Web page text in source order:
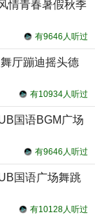
情青春暑假秋季
有9646人听过
厅蹦迪摇头德
有10934人听过
国语BGM广场
有9646人听过
国语广场舞跳
有10128人听过